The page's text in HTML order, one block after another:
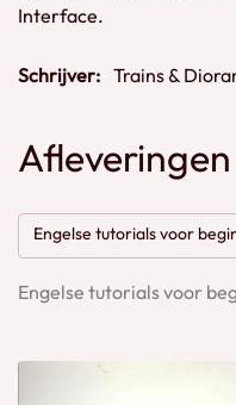
Afleveringen
Engelse tutorials voor
Engelse tutorials voor
Interface.
Schrijver: Trains &